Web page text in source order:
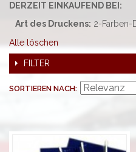
DERZEIT EINKAUFEND BEI:
Art des Druckens: 2-Farben-
Alle löschen
FILTER
SORTIEREN NACH